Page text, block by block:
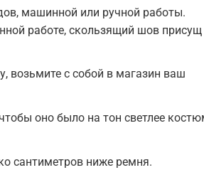
машинной или ручной работы.
работе, скользящий шов присущ
возьмите с собой в магазин ваш
оно было на тон светлее
сантиметров ниже ремня.